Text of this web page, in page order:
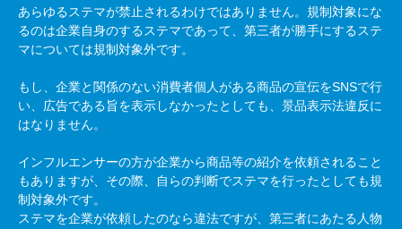
あらゆるステマが禁止されるわけではありません。規制対象にな
るのは企業自身のするステマであって、第三者が勝手にするステ
マについては規制対象外です。
もし、企業と関係のない消費者個人がある商品の宣伝をSNSで行
い、広告である旨を表示しなかったとしても、景品表示法違反に
はなりません。
インフルエンサーの方が企業から商品等の紹介を依頼されること
もありますが、その際、自らの判断でステマを行ったとしても規
制対象外です。
ステマを企業が依頼したのなら違法ですが、第三者にあたる人物